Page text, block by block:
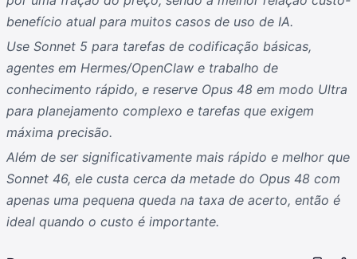
benefício atual para muitos casos de uso de IA.
Use Sonnet 5 para tarefas de codificação básicas,
agentes em Hermes/OpenClaw e trabalho de
conhecimento rápido, e reserve Opus 48 em modo Ultra
para planejamento complexo e tarefas que exigem
máxima precisão.
Além de ser significativamente mais rápido e melhor que
Sonnet 46, ele custa cerca da metade do Opus 48 com
apenas uma pequena queda na taxa de acerto, então é
ideal quando o custo é importante.